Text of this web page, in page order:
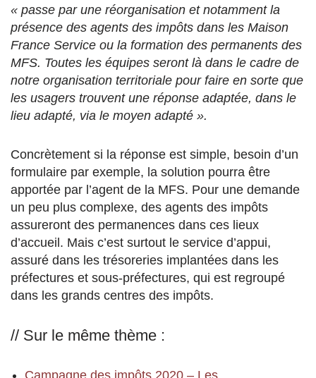
« passe par une réorganisation et notamment la
présence des agents des impôts dans les Maison
France Service ou la formation des permanents des
MFS. Toutes les équipes seront là dans le cadre de
notre organisation territoriale pour faire en sorte que
les usagers trouvent une réponse adaptée, dans le
lieu adapté, via le moyen adapté ».
Concrètement si la réponse est simple, besoin d’un
formulaire par exemple, la solution pourra être
apportée par l’agent de la MFS. Pour une demande
un peu plus complexe, des agents des impôts
assureront des permanences dans ces lieux
d’accueil. Mais c’est surtout le service d’appui,
assuré dans les trésoreries implantées dans les
préfectures et sous-préfectures, qui est regroupé
dans les grands centres des impôts.
// Sur le même thème :
Campagne des impôts 2020 – Les